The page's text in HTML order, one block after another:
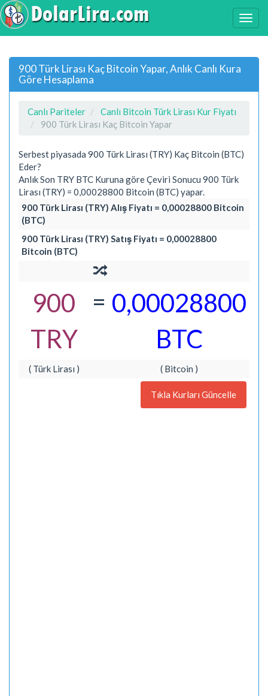
900 Türk Lirası Kaç Bitcoin Yapar, Anlık Canlı Kura
Göre Hesaplama
Canlı Pariteler
Canlı Bitcoin Türk Lirası Kur Fiyatı
900 Türk Lirası Kaç Bitcoin Yapar
Serbest piyasada 900 Türk Lirası (TRY) Kaç Bitcoin (BTC)
Eder?
Anlık Son TRY BTC Kuruna göre Çeviri Sonucu 900 Türk
Lirası (TRY) = 0,00028800 Bitcoin (BTC) yapar.
900 Türk Lirası (TRY) Alış Fiyatı = 0,00028800 Bitcoin
(BTC)
900 Türk Lirası (TRY) Satış Fiyatı = 0,00028800
Bitcoin (BTC)
900
TRY
= 0,00028800
BTC
( Türk Lirası ) ( Bitcoin )
Tıkla Kurları Güncelle